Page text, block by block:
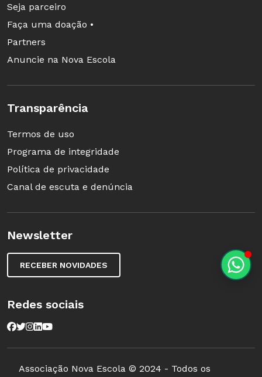
Seja parceiro
Faça uma doação •
Partners
Anuncie na Nova Escola
Transparência
Termos de uso
Programa de integridade
Política de privacidade
Canal de escuta e denúncia
Newsletter
RECEBER NOVIDADES
Redes sociais
Associação Nova Escola © 2024 - Todos os